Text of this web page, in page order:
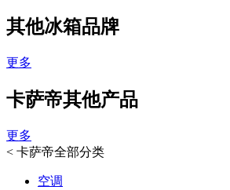
其他冰箱品牌
更多
卡萨帝其他产品
更多
< 卡萨帝全部分类
空调